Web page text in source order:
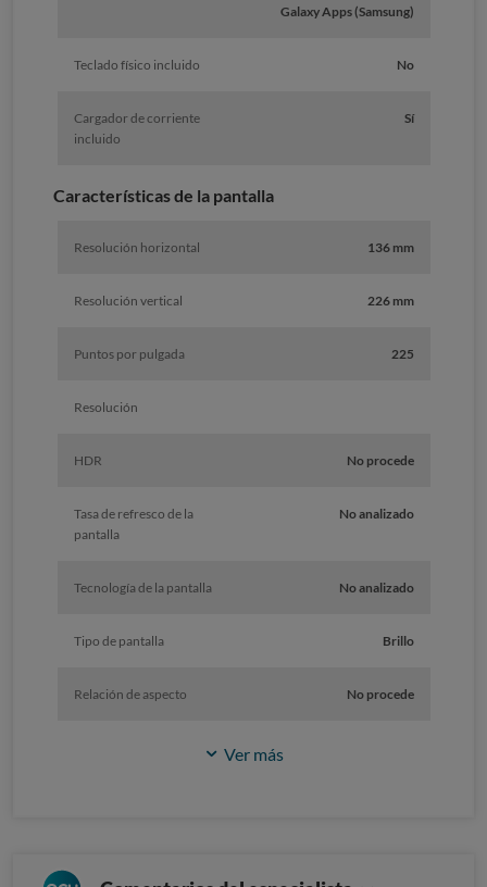
Galaxy Apps (Samsung)
Teclado físico incluido No
Cargador de corriente
incluido
Sí
Características de la pantalla
Resolución horizontal 136 mm
Resolución vertical 226 mm
Puntos por pulgada 225
Resolución
HDR No procede
Tasa de refresco de la
pantalla
No analizado
Tecnología de la pantalla No analizado
Tipo de pantalla Brillo
Relación de aspecto No procede
Ver más